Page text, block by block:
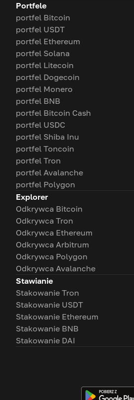
Portfele
portfel Bitcoin
portfel USDT
portfel Ethereum
portfel Solana
portfel Litecoin
portfel Dogecoin
portfel Monero
portfel BNB
portfel Bitcoin Cash
portfel USDC
portfel Shiba Inu
portfel Toncoin
portfel Tron
portfel Avalanche
portfel Polygon
Explorer
Odkrywca Bitcoin
Odkrywca Tron
Odkrywca Ethereum
Odkrywca Arbitrum
Odkrywca Polygon
Odkrywca Avalanche
Stawianie
Stakowanie Tron
Stakowanie USDT
Stakowanie Ethereum
Stakowanie BNB
Stakowanie DAI